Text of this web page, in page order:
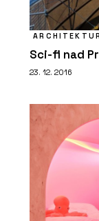
Sci-fi nad
23. 12. 2016